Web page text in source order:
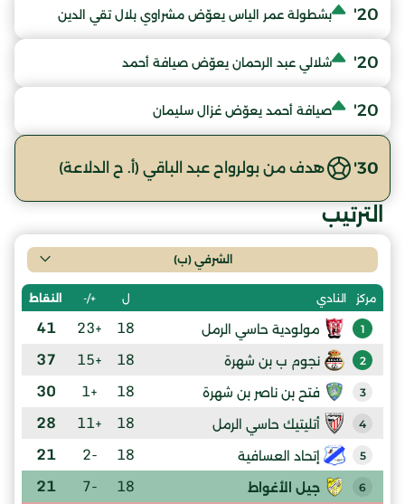
20' بشطولة عمر الياس يعوّض مشراوي بلال تقي الدين
20' شلالي عبد الرحمان يعوّض صيافة أحمد
20' صيافة أحمد يعوّض غزال سليمان
30' هدف من بولرواح عبد الباقي (أ. ح الدلاعة)
الترتيب
الشرفي (ب)
مركز النادي ل +/- النقاط
1 مولودية حاسي الرمل 18
+23
41
2 نجوم ب بن شهرة 18
+15
37
3 فتح بن ناصر بن شهرة 18
+1
30
4 أتليتيك حاسي الرمل 18
+11
28
5 إتحاد العسافية 18
-2
21
6 جيل الأغواط 18
-7
21